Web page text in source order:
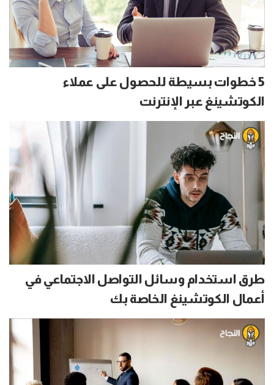
5 خطوات بسيطة للحصول على عملاء
الكوتشينغ عبر الإنترنت
طرق استخدام وسائل التواصل الاجتماعي في
أعمال الكوتشينغ الخاصة بك